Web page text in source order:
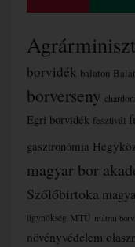
borvidék balaton
borverseny
Egri borvidék fesztivál
gasztronómia
magyar bor
Szőlőbirtoka
ügynökség MTÜ mátrai
növényvédelem